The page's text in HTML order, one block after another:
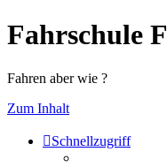
Fahrschule
Fahren aber wie ?
Zum Inhalt
Schnellzugriff